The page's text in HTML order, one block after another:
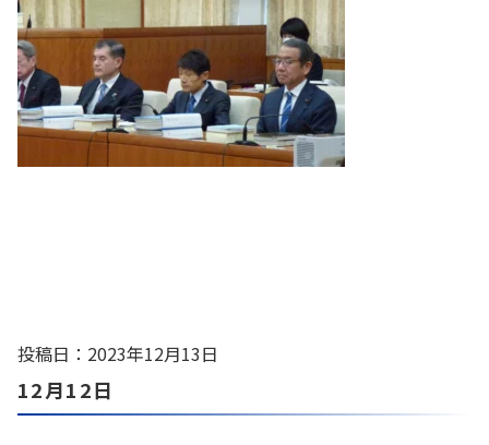
投稿日：2023年12月13日
12月12日